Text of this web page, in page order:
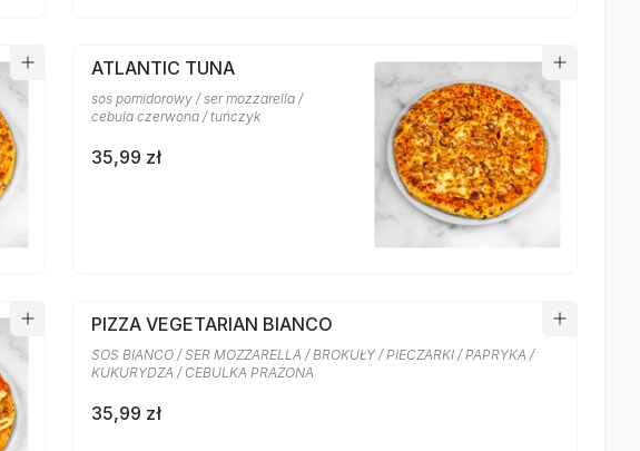
ATLANTIC TUNA
sos pomidorowy / ser mozzarella /
cebula czerwona / tuńczyk
35,99 zł
PIZZA VEGETARIAN BIANCO
SOS BIANCO / SER MOZZARELLA / BROKUŁY / PIECZARKI / PAPRYKA /
KUKURYDZA / CEBULKA PRAŻONA
35,99 zł